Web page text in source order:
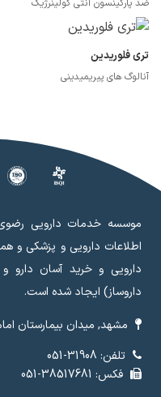
ضد پارکینسون آنتی کولینرژیک
تری فلوریدین
آنالوگ های پیریمیدینی
موسسه خدمات دارویی
اطلاعات دارویی و پزشکی و
دارویی و خرید آسان
داروساز) ایجاد شده است.
مشهد, میدان بیمارستان
تلفن: 31908-051
فکس: 38517681-051